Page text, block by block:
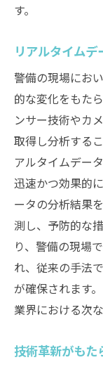
マート化
デジタ
オンラ
未来
警備のグ
国際基
多文化
国際的
異文化
海外
グロー
地域社会と
住民参
す。
リアルタイム
警備の現場にお
的な変化をもた
ンサー技術やカ
取得し分析する
アルタイムデー
迅速かつ効果的
ータの分析結果
測し、予防的な
り、警備の現場
れ、従来の手法
が確保されます
業界における次
技術革新がもた